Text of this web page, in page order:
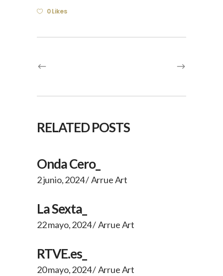
0 Likes
RELATED POSTS
Onda Cero_
2 junio, 2024 Arrue Art
La Sexta_
22 mayo, 2024 Arrue Art
RTVE.es_
20 mayo, 2024 Arrue Art